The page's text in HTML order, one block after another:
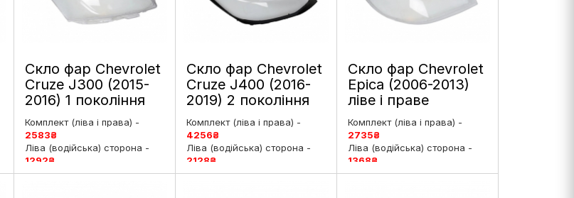
Скло фар Chevrolet
Cruze J300 (2015-
2016) 1 покоління
рестайлінг ліве і
праве
Комплект (ліва і права) -
2583₴
Ліва (водійська) сторона -
1292₴
Права (пасажирська)
Скло фар Chevrolet
Cruze J400 (2016-
2019) 2 покоління
дорестайлинг ліве і
праве
Комплект (ліва і права) -
4256₴
Ліва (водійська) сторона -
2128₴
Права (пасажирська)
Скло фар Chevrolet
Epica (2006-2013)
ліве і праве
Комплект (ліва і права) -
2735₴
Ліва (водійська) сторона -
1368₴
Права (пасажирська)